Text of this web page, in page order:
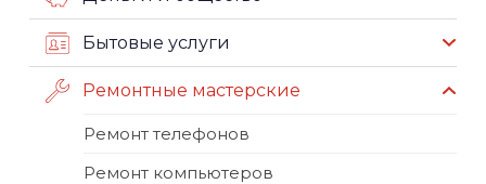
Бытовые услуги
Ремонтные мастерские
Ремонт телефонов
Ремонт компьютеров